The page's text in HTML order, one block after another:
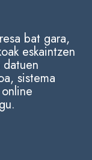
bat gara,
eskaintzen
sistema